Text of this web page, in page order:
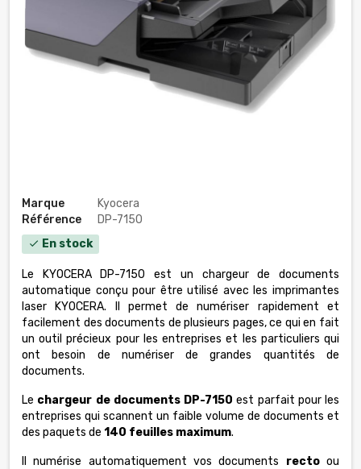
Marque
Kyocera
Référence
DP-7150
check En stock
Le KYOCERA DP-7150 est un chargeur de documents
automatique conçu pour être utilisé avec les imprimantes
laser KYOCERA. Il permet de numériser rapidement et
facilement des documents de plusieurs pages, ce qui en fait
un outil précieux pour les entreprises et les particuliers qui
ont besoin de numériser de grandes quantités de
documents.
Le chargeur de documents DP-7150 est parfait pour les
entreprises qui scannent un faible volume de documents et
des paquets de 140 feuilles maximum.
Il numérise automatiquement vos documents rectoou